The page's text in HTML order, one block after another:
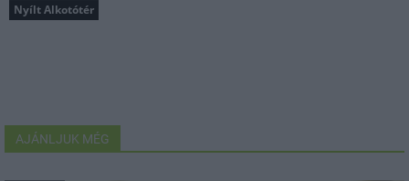
Nyílt Alkotótér
AJÁNLJUK MÉG